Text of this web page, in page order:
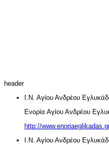
header
Ι.Ν. Αγίου Ανδρέου
Ενορία Αγίου Ανδρέου
http://
Ι.Ν. Αγίου Ανδρέου